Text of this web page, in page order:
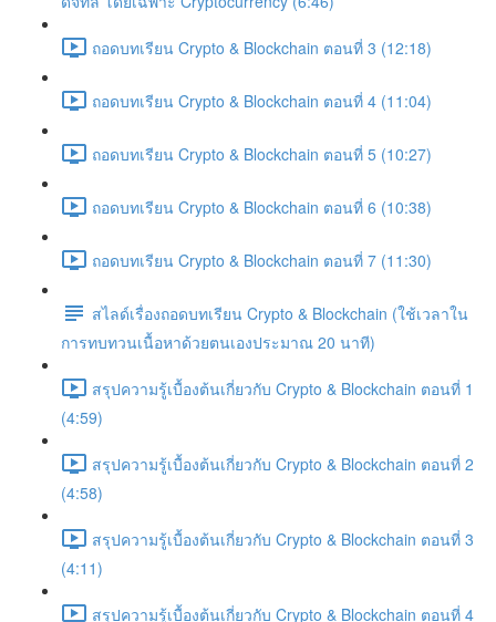
ถอดบทเรียน Crypto & Blockchain ตอนที่ 3 (12:18)
ถอดบทเรียน Crypto & Blockchain ตอนที่ 4 (11:04)
ถอดบทเรียน Crypto & Blockchain ตอนที่ 5 (10:27)
ถอดบทเรียน Crypto & Blockchain ตอนที่ 6 (10:38)
ถอดบทเรียน Crypto & Blockchain ตอนที่ 7 (11:30)
สไลด์เรื่องถอดบทเรียน Crypto & Blockchain (ใช้เวลาใน
การทบทวนเนื้อหาด้วยตนเองประมาณ 20 นาที)
สรุปความรู้เบื้องต้นเกี่ยวกับ Crypto & Blockchain ตอนที่ 1
(4:59)
สรุปความรู้เบื้องต้นเกี่ยวกับ Crypto & Blockchain ตอนที่ 2
(4:58)
สรุปความรู้เบื้องต้นเกี่ยวกับ Crypto & Blockchain ตอนที่ 3
(4:11)
สรุปความรู้เบื้องต้นเกี่ยวกับ Crypto & Blockchain ตอนที่ 4